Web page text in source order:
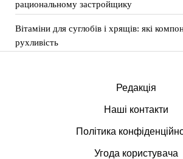
рациональному застройщику
Вітаміни для суглобів і хрящів: які
рухливість
Редакція
Наші контакти
Політика
Угода користувача